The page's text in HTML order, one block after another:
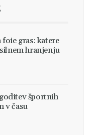
gras: katere
hranjenju
športnih
v času